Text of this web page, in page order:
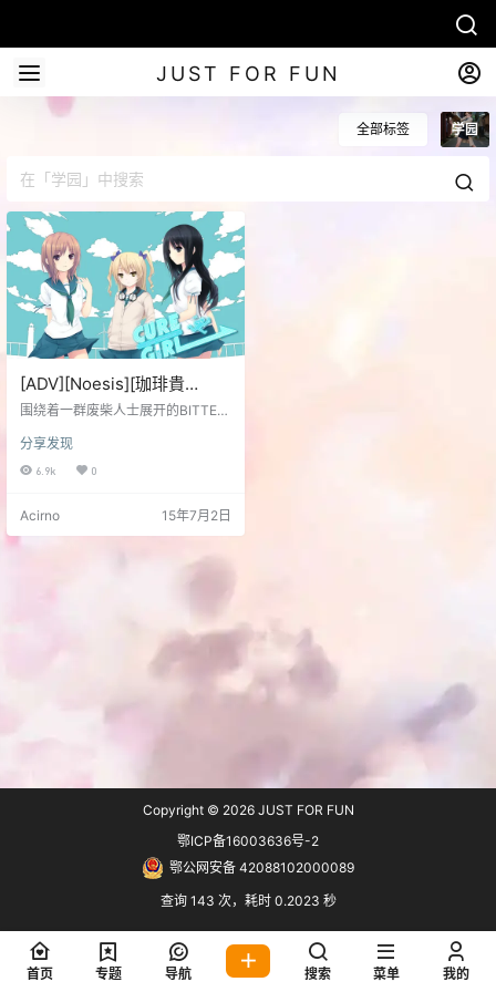
JUST FOR FUN
全部标签 学园
[ADV][Noesis][珈琲貴
族]Cure Girl汉化硬盘版
围绕着一群废柴人士展开的BITTER
フレ』描述的是一位不知人间险恶
的大小姐，偶然登录了一个交友网
的制作公司Noesis本次倾心打造的
作品是描写几位问题学生在登录SN
分享发现
6.9k 0
Acirno 15年7月2日
Copyright © 2026JUST FOR FUN
鄂ICP备16003636号-2
鄂公网安备 42088102000089
查询 143 次，耗时 0.2023 秒
首页 专题 导航 搜索 菜单 我的